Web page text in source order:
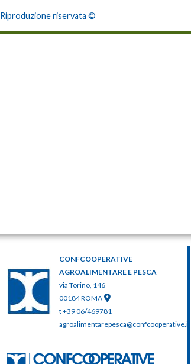
Riproduzione riservata ©
CONFCOOPERATIVE
AGROALIMENTARE E PESCA
via Torino, 146
00184 ROMA
t +39 06/469781
agroalimentarepesca@confcooperative.it